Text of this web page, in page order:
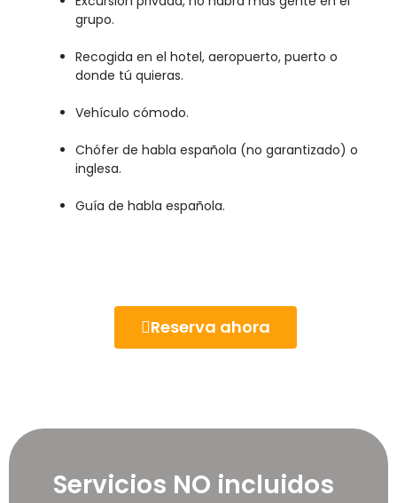
grupo.
Recogida en el hotel, aeropuerto, puerto o
donde tú quieras.
Vehículo cómodo.
Chófer de habla española (no garantizado) o
inglesa.
Guía de habla española.
Reserva ahora
Servicios NO incluidos